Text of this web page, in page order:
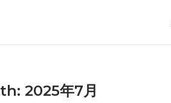
2025年7月